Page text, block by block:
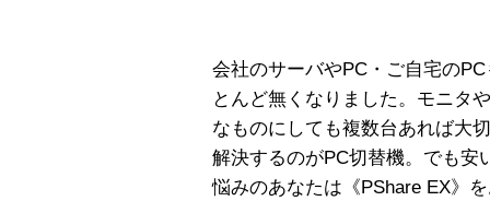
会社のサーバやPC・ご自宅の
とんど無くなりました。モニタ
なものにしても複数台あれば大
解決するのがPC切替機。でも安
悩みのあなたは《PShare EX》